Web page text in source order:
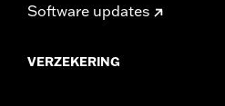
Software updates
VERZEKERING